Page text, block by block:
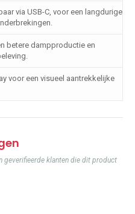
via USB-C, voor een langdurige
betere dampproductie en
voor een visueel aantrekkelijke
geverifieerde klanten die dit product